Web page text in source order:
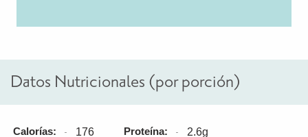
Datos Nutricionales (por porción)
Calorías: 176 Proteína:
2.6g